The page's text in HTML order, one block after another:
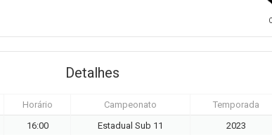
Detalhes
Horário Campeonato Temporada
16:00 Estadual Sub 11 2023